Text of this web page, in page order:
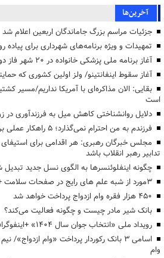
آخرین‌ها
جزئیات مراسم بزرگ جاماندگان اربعین اعلام شد
تمهیدات و ویژه برنامه‌های شهرداری برای پیاده
آغاز برنامه ملی پزشکی خانواده در ۲۰ شهر فاز دوم با حضور «پزشکیان»
آغاز سقوط اینفانتینو/ ولز اولین کشوری که
بقایی: الان مذاکره‌ای با آمریکا نداریم/مسیر
است
دلایل روانشناختی کاهش میل به فرزندآوری در
فرزندم به من احترام نمی‌گذارد؛ ۵ راهکار عملی برای معکوس کردن این رفتار
مجلس خبرگان رهبری: هر اقدامی برای
تدابیر رهبر انقلاب باشد
چگونه اینفلوئنسرها به الگوی نسل جدید تبدیل
3مورد از شبه علم های رایج در صفحات سلامت +اینفوگرافی
۴۵۰ هزار فقره وام ازدواج پرداخت خواهد شد
بانک شیر مادر چیست و چگونه فعالیت می‌کند؟
رویداد ملی «انتخاب جوان سال ۱۴۰۴» +اینفوگرافی
اسامی ۳ بانک رکوردار پرداخت «وام
وام